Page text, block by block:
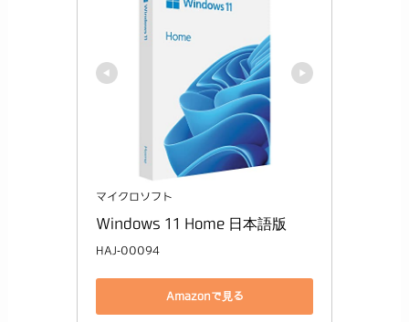
マイクロソフト
Windows 11 Home 日本語版
HAJ-00094
Amazonで見る